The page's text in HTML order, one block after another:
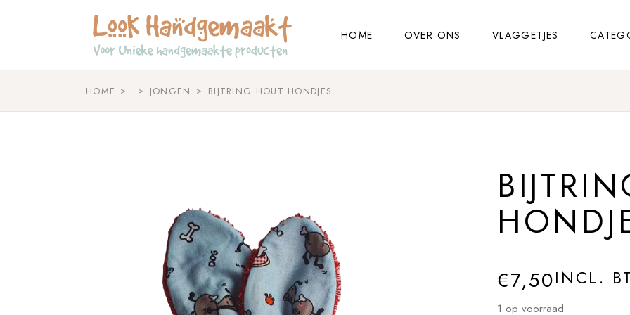
HOME OVER ONS VLAGGETJES
HOME JONGEN BIJTRING HOUT HONDJES
€7,50INCL.
1 op voorraad